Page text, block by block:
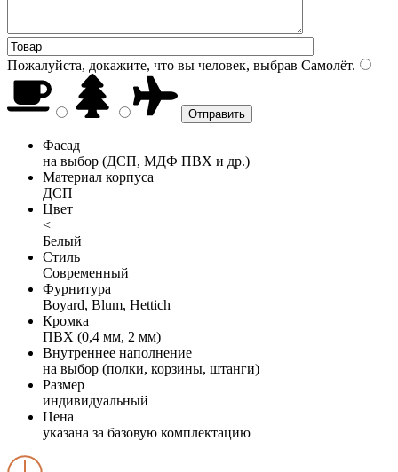
Пожалуйста, докажите, что вы человек, выбрав Самолёт.
Фасад
на выбор (ДСП, МДФ ПВХ и др.)
Материал корпуса
ДСП
Цвет
<
Белый
Стиль
Современный
Фурнитура
Boyard, Blum, Hettich
Кромка
ПВХ (0,4 мм, 2 мм)
Внутреннее наполнение
на выбор (полки, корзины, штанги)
Размер
индивидуальный
Цена
указана за базовую комплектацию